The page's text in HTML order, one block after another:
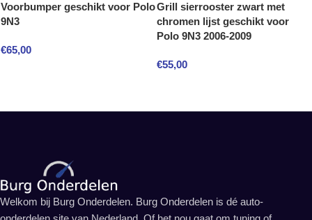
Voorbumper geschikt voor Polo
9N3
€65,00
Grill sierrooster zwart met
chromen lijst geschikt voor
Polo 9N3 2006-2009
€55,00
Welkom bij Burg Onderdelen. Burg Onderdelen is dé auto-